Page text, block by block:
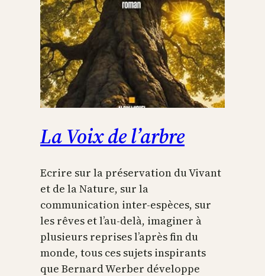
La Voix de l’arbre
Ecrire sur la préservation du Vivant
et de la Nature, sur la
communication inter-espèces, sur
les rêves et l’au-delà, imaginer à
plusieurs reprises l’après fin du
monde, tous ces sujets inspirants
que Bernard Werber développe